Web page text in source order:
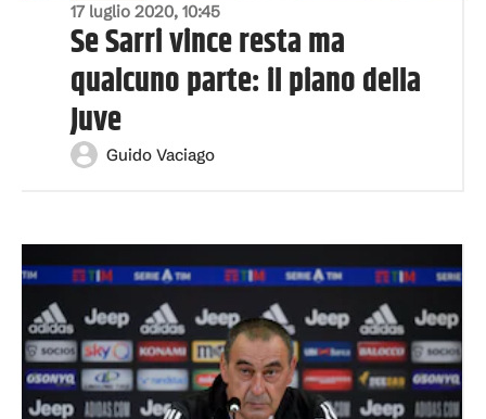
17 luglio 2020, 10:45
Se Sarri vince resta ma
qualcuno parte: il piano della
Juve
Guido Vaciago